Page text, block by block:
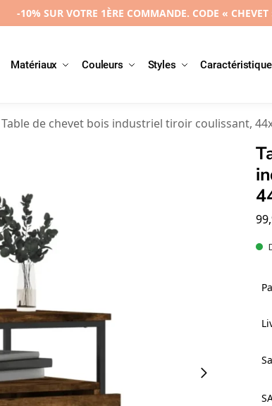
-10% SUR VOTRE 1ÈRE COMMANDE. CODE « CHEVET
Matériaux Couleurs Styles
Table de chevet bois industriel tiroir coulissant,